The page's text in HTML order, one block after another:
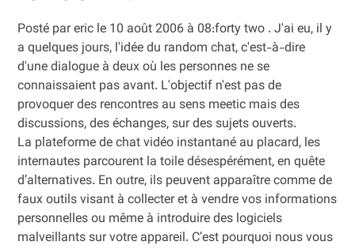
Posté par eric le 10 août 2006 à 08:forty two . J'ai eu, il y
a quelques jours, l'idée du random chat, c'est-à-dire
d'une dialogue à deux où les personnes ne se
connaissaient pas avant. L'objectif n'est pas de
provoquer des rencontres au sens meetic mais des
discussions, des échanges, sur des sujets ouverts.
La plateforme de chat vidéo instantané au placard, les
internautes parcourent la toile désespérément, en quête
d’alternatives. En outre, ils peuvent apparaître comme de
faux outils visant à collecter et à vendre vos informations
personnelles ou même à introduire des logiciels
malveillants sur votre appareil. C’est pourquoi nous vous